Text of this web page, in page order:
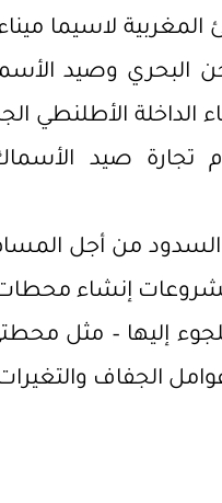
المغربية لاسيما
وصيد
الداخلة الأطلنطي
تجارة صيد
من أجل
إنشاء
إليها – مثل
الجفاف والتغيرات